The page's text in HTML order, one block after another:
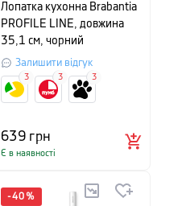
Лопатка кухонна Brabantia
PROFILE LINE, довжина
35,1 см, чорний
Залишити відгук
639грн
Є в наявності
3 3 3
-40 %